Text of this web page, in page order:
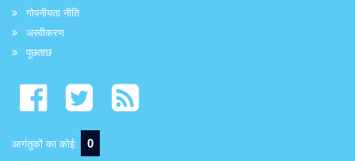
गोपनीयता नीति
अस्वीकरण
पूछताछ
आगंतुकों का कोई: 0